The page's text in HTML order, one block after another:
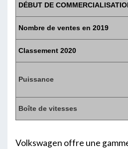
DÉBUT DE
Nombre de ventes en 2019
Classement 2020
Puissance
Boîte de vitesses
Volkswagen offre une